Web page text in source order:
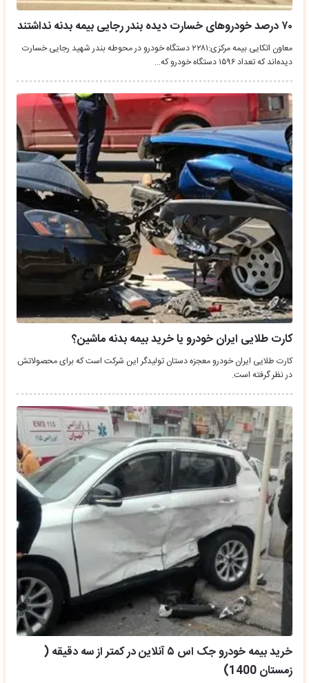
۷۰ درصد خودروهای خسارت دیده بندر رجایی بیمه بدنه نداشتند
معاون اتکایی بیمه مرکزی:۲۲۸۱ دستگاه خودرو در محوطه بندر شهید رجایی خسارت
دیده‌اند که تعداد ۱۵۹۶ دستگاه خودرو که…
کارت طلایی ایران خودرو یا خرید بیمه بدنه ماشین؟
کارت طلایی ایران خودرو معجزه‌ دستان تولیدگر این شرکت است که برای محصولاتش
در نظر گرفته است.
خرید بیمه خودرو جک اس ۵ آنلاین در کمتر از سه دقیقه (
زمستان 1400)